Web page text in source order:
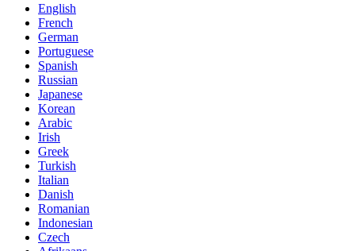
English
French
German
Portuguese
Spanish
Russian
Japanese
Korean
Arabic
Irish
Greek
Turkish
Italian
Danish
Romanian
Indonesian
Czech